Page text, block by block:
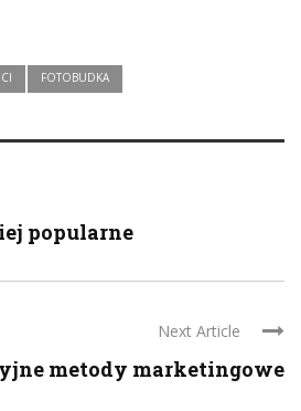
FOTOBUDKA
popularne
Next Article
metody marketingowe